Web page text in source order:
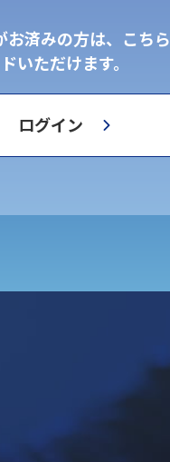
済みの方は、こち
ドいただけます。
ログイン